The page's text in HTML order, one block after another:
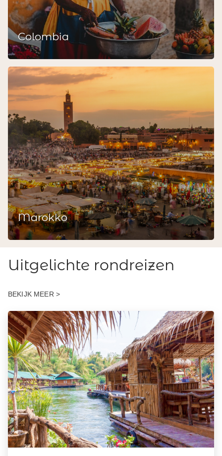
Colombia
Marokko
Uitgelichte rondreizen
BEKIJK MEER >